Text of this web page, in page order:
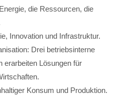
die Ressourcen, die
Innovation und Infrastruktur.
Drei betriebsinterne
erarbeiten Lösungen für
Konsum und Produktion.